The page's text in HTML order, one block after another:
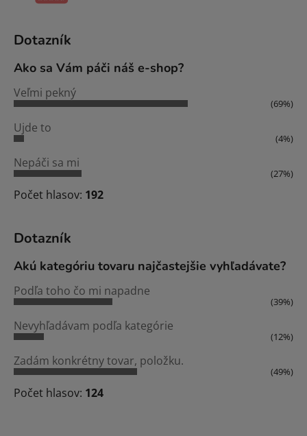
Dotazník
Ako sa Vám páči náš e-shop?
Veľmi pekný
(69%)
Ujde to
(4%)
Nepáči sa mi
(27%)
Počet hlasov: 192
Dotazník
Akú kategóriu tovaru najčastejšie vyhľadávate?
Podľa toho čo mi napadne
(39%)
Nevyhľadávam podľa kategórie
(12%)
Zadám konkrétny tovar, položku.
(49%)
Počet hlasov: 124